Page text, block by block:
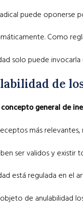
puede oponerse
Como
solo puede
de
general de
más relevantes,
ser validos y existir
está regulada en el
de anulabilidad